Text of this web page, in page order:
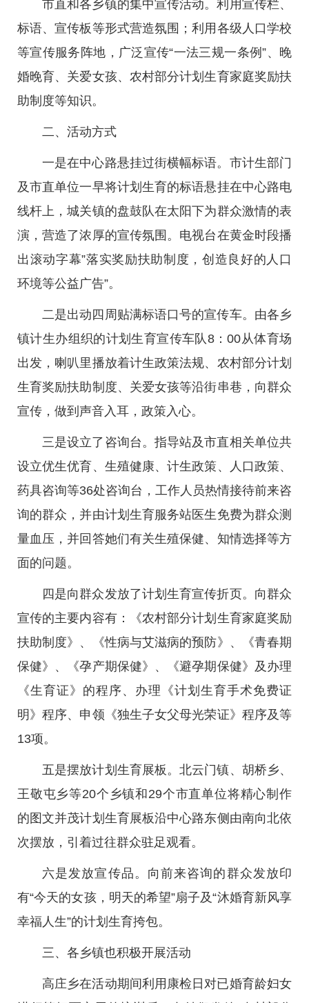
市直和各乡镇的集中宣传活动。利用宣传栏、
标语、宣传板等形式营造氛围；利用各级人口学校
等宣传服务阵地，广泛宣传“一法三规一条例”、晚
婚晚育、关爱女孩、农村部分计划生育家庭奖励扶
助制度等知识。
二、活动方式
一是在中心路悬挂过街横幅标语。市计生部门
及市直单位一早将计划生育的标语悬挂在中心路电
线杆上，城关镇的盘鼓队在太阳下为群众激情的表
演，营造了浓厚的宣传氛围。电视台在黄金时段播
出滚动字幕”落实奖励扶助制度，创造良好的人口
环境等公益广告”。
二是出动四周贴满标语口号的宣传车。由各乡
镇计生办组织的计划生育宣传车队8：00从体育场
出发，喇叭里播放着计生政策法规、农村部分计划
生育奖励扶助制度、关爱女孩等沿街串巷，向群众
宣传，做到声音入耳，政策入心。
三是设立了咨询台。指导站及市直相关单位共
设立优生优育、生殖健康、计生政策、人口政策、
药具咨询等36处咨询台，工作人员热情接待前来咨
询的群众，并由计划生育服务站医生免费为群众测
量血压，并回答她们有关生殖保健、知情选择等方
面的问题。
四是向群众发放了计划生育宣传折页。向群众
宣传的主要内容有：《农村部分计划生育家庭奖励
扶助制度》、《性病与艾滋病的预防》、《青春期
保健》、《孕产期保健》、《避孕期保健》及办理
《生育证》的程序、办理《计划生育手术免费证
明》程序、申领《独生子女父母光荣证》程序及等
13项。
五是摆放计划生育展板。北云门镇、胡桥乡、
王敬屯乡等20个乡镇和29个市直单位将精心制作
的图文并茂计划生育展板沿中心路东侧由南向北依
次摆放，引着过往群众驻足观看。
六是发放宣传品。向前来咨询的群众发放印
有“今天的女孩，明天的希望”扇子及“沐婚育新风享
幸福人生”的计划生育挎包。
三、各乡镇也积极开展活动
高庄乡在活动期间利用康检日对已婚育龄妇女